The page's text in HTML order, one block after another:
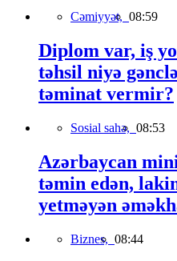
Cəmiyyət, 08:59
Diplom var, iş
təhsil niyə
təminat vermir?
Sosial sahə, 08:53
Azərbaycan
təmin edən,
yetməyən
Biznes, 08:44